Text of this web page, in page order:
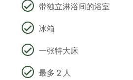
带独立淋浴间的浴室
冰箱
一张特大床
最多 2 人